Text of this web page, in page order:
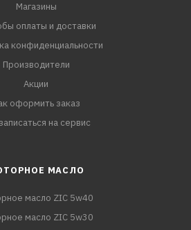
Магазины
оплаты и доставки
конфиденциальности
Производители
Акции
оформить заказ
на сервис
МАСЛО
масло ZIC 5w40
масло ZIC 5w30